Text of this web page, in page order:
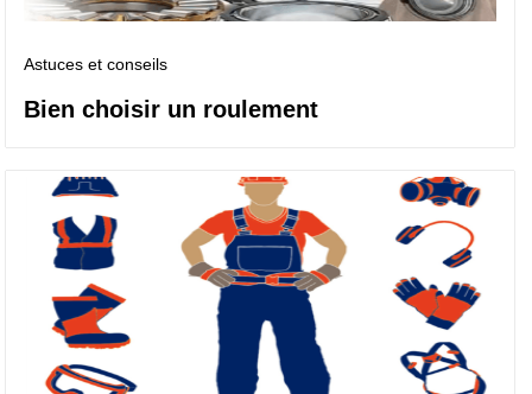
Astuces et conseils
Bien choisir un roulement